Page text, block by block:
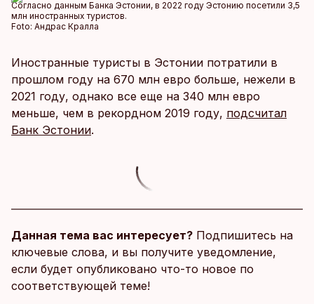
Согласно данным Банка Эстонии, в 2022 году Эстонию посетили 3,5
млн иностранных туристов.
Foto: Андрас Кралла
Иностранные туристы в Эстонии потратили в
прошлом году на 670 млн евро больше, нежели в
2021 году, однако все еще на 340 млн евро
меньше, чем в рекордном 2019 году, подсчитал
Банк Эстонии.
Данная тема вас интересует? Подпишитесь на
ключевые слова, и вы получите уведомление,
если будет опубликовано что-то новое по
соответствующей теме!